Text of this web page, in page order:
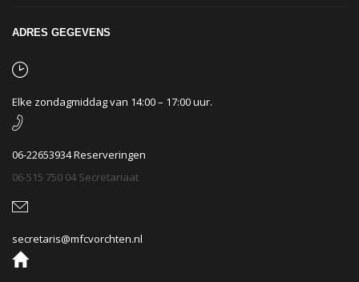
ADRES GEGEVENS
Elke zondagmiddag van 14:00 – 17:00 uur.
06-22653934 Reserveringen
06-515 750 04 Secretariaat
secretaris@mfcvorchten.nl